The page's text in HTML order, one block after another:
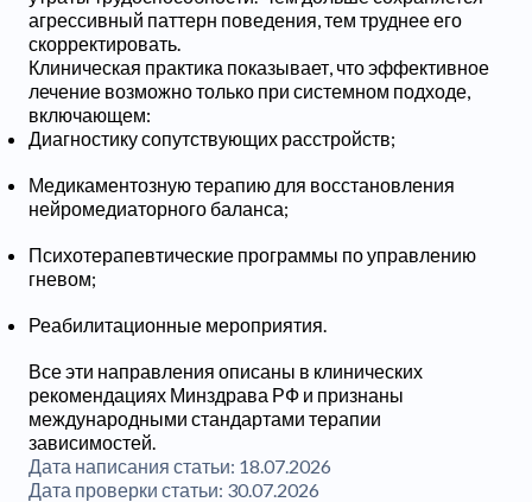
агрессивный паттерн поведения, тем труднее его
скорректировать.
Клиническая практика показывает, что эффективное
лечение возможно только при системном подходе,
включающем:
Диагностику сопутствующих расстройств;
Медикаментозную терапию для восстановления
нейромедиаторного баланса;
Психотерапевтические программы по управлению
гневом;
Реабилитационные мероприятия.
Все эти направления описаны в клинических
рекомендациях Минздрава РФ и признаны
международными стандартами терапии
зависимостей.
Дата написания статьи: 18.07.2026
Дата проверки статьи: 30.07.2026